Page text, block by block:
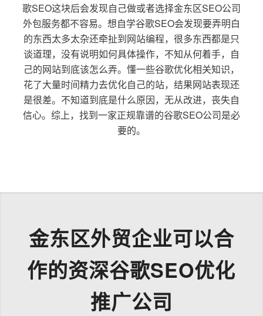
歌SEO这块后会发现自己做或者选择金东区SEO公司
外包服务都不容易。想自学谷歌SEO会发现要弄明白
的东西太多太杂还牵扯到网站编程，很多东西都是只
谈道理，没有说明如何具体操作，不知从何着手，自
己的网站到底该怎么弄。懂一些谷歌优化相关知识，
花了大量时间精力去优化自己的站，结果网站表现还
是很差。不知道到底是什么原因，无从改进，丧失自
信心。综上，找到一家正规靠谱的谷歌SEO公司是必
要的。
金东区外贸企业可以合
作的资深谷歌SEO优化
推广公司